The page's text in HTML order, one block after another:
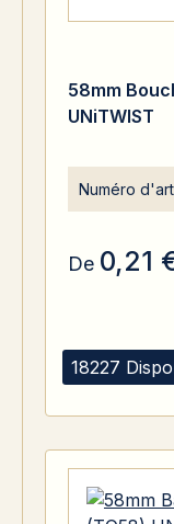
18227
58mm
UNiTWIST
Numéro
De 0,21